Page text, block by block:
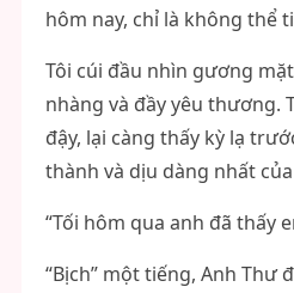
hôm nay, chỉ là không thể
Tôi cúi đầu nhìn gương
nhàng và đầy yêu thương.
đậy, lại càng thấy kỳ lạ
thành và dịu dàng nhất
“Tối hôm qua anh đã thấy
“Bịch” một tiếng, Anh Thư